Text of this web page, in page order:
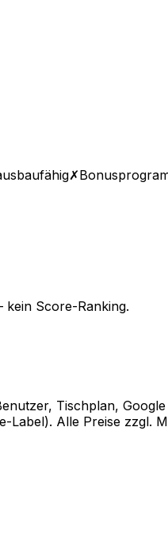
✗
Score-Ranking.
Tischplan,
Alle Preise zzgl.